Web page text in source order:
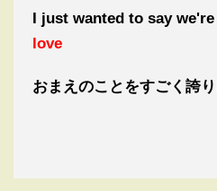
I just wanted to say
love
おまえのことをすごく誇り